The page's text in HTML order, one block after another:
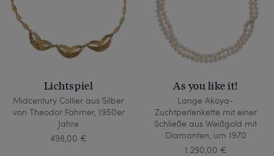
Lichtspiel
Midcentury Collier aus Silber
von Theodor Fahrner, 1950er
Jahre
498,00 €
As you like it!
Lange Akoya-
Zuchtperlenkette mit einer
Schließe aus Weißgold mit
Diamanten, um 1970
1.290,00 €